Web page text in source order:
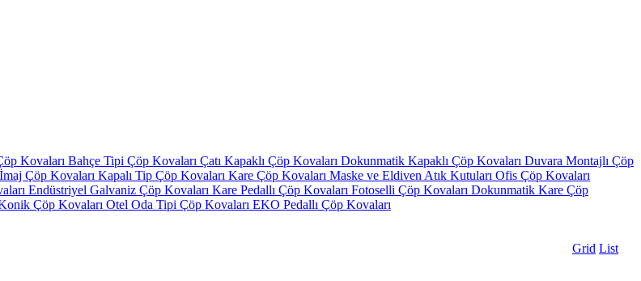
Kovaları Bahçe Tipi Çöp Kovaları Çatı Kapaklı Çöp Kovaları Dokunmatik Kapaklı Çöp Kovaları Duvara Montajlı Çöp
İmaj Çöp Kovaları Kapalı Tip Çöp Kovaları Kare Çöp Kovaları Maske ve Eldiven Atık Kutuları Ofis Çöp Kovaları
Endüstriyel Galvaniz Çöp Kovaları Kare Pedallı Çöp Kovaları Fotoselli Çöp Kovaları Dokunmatik Kare Çöp
Çöp Kovaları Otel Oda Tipi Çöp Kovaları EKO Pedallı Çöp Kovaları
Grid List